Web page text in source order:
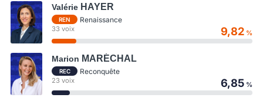
Valérie HAYER
REN Renaissance
33 voix 9,82 %
Marion MARÉCHAL
REC Reconquête
23 voix 6,85 %